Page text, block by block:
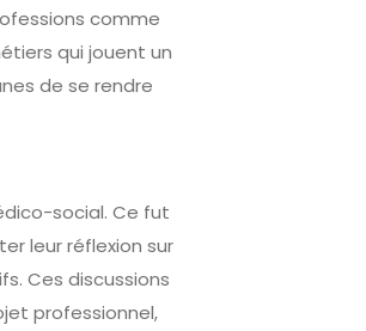
comme
qui jouent un
de se rendre
social. Ce fut
leur réflexion sur
Ces discussions
professionnel,